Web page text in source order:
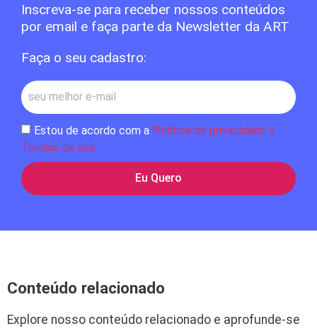
Inscreva-se para receber nossos conteúdos
por email e faça parte da Newsletter da ART
Faça o seu cadastro:
Estou de acordo com a Política de privacidade e
Termos de uso
Eu Quero
Conteúdo relacionado
Explore nosso conteúdo relacionado e aprofunde-se